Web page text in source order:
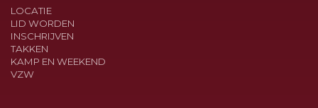
LOCATIE
LID WORDEN
INSCHRIJVEN
TAKKEN
KAMP EN WEEKEND
VZW